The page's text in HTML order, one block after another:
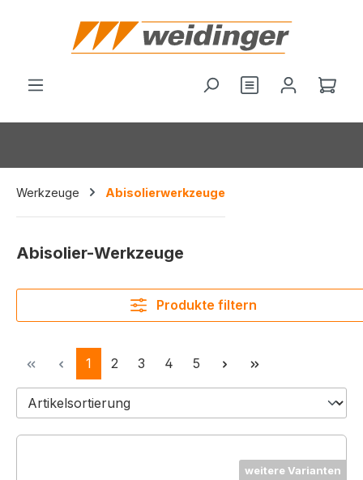
springen
Du hast 0
Werkzeuge Abisolierwerkzeuge
Abisolier-Werkzeuge
Produkte filtern
Seite
1 Seite
2 Seite
3 Seite
4 Seite
5
weitere Varianten